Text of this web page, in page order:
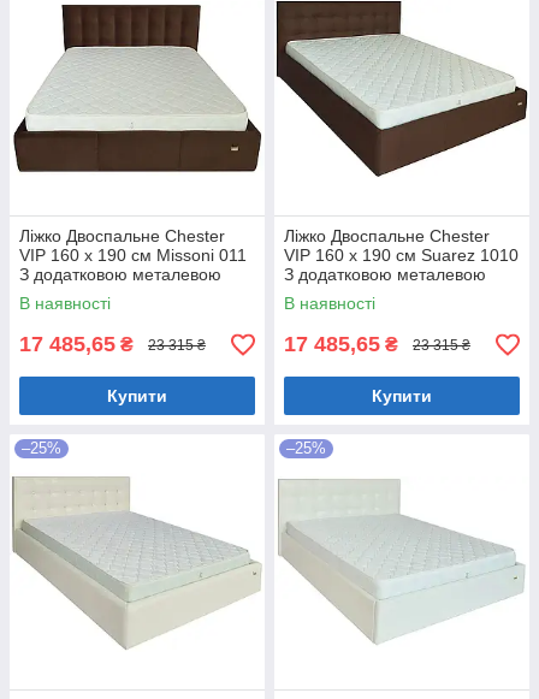
Ліжко Двоспальне Chester
VIP 160 х 190 см Missoni 011
З додатковою металевою
цільнозварною рамою
Темно-коричневий
В наявності
17 485,65 ₴ 23 315 ₴
Купити
Ліжко Двоспальне Chester
VIP 160 х 190 см Suarez 1010
З додатковою металевою
цільнозварною рамою
Коричневий
В наявності
17 485,65 ₴ 23 315 ₴
Купити
–25% –25%